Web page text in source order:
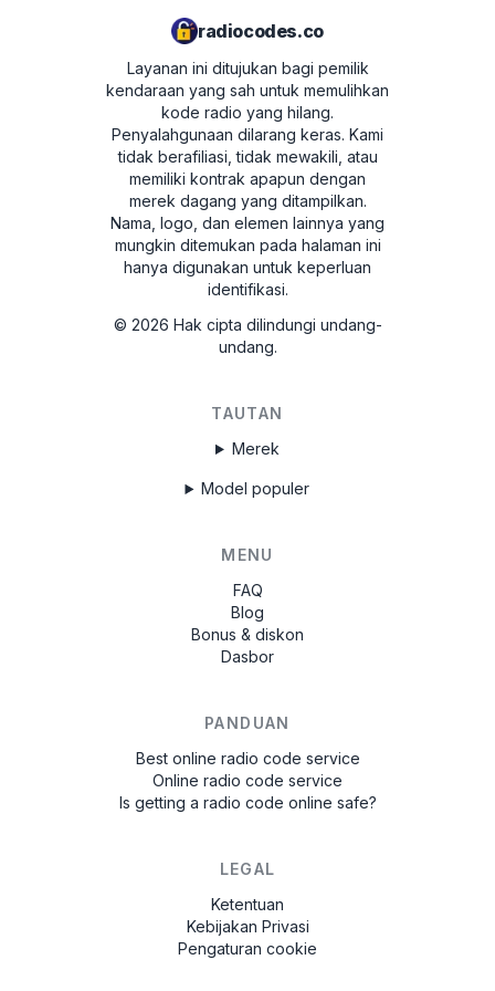
Jika Anda memiliki model radio lain, mungkin
perlu mengeluarkannya dan membaca kode
dari label pada casing radio. Contoh dapat
ditemukan di bawah ini.
Alat untuk melepas radio
Ulangi operasi ini untuk tombol berikutnya -
2, 3, dan 4.
Untuk mengkonfirmasi, tekan tombol 5.
Sekarang Anda dapat menikmati musik lagi!
radiocodes.co
Layanan ini ditujukan bagi pemilik
kendaraan yang sah untuk memulihkan
kode radio yang hilang.
Penyalahgunaan dilarang keras. Kami
tidak berafiliasi, tidak mewakili, atau
memiliki kontrak apapun dengan
merek dagang yang ditampilkan.
Nama, logo, dan elemen lainnya yang
mungkin ditemukan pada halaman ini
hanya digunakan untuk keperluan
identifikasi.
© 2026 Hak cipta dilindungi undang-
undang.
TAUTAN
Merek
Model populer
MENU
FAQ
Blog
Bonus & diskon
Dasbor
PANDUAN
Best online radio code service
Online radio code service
Is getting a radio code online safe?
LEGAL
Ketentuan
Kebijakan Privasi
Pengaturan cookie